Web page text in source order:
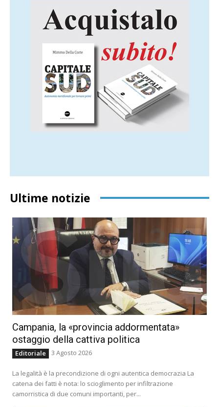
Ultime notizie
Campania, la «provincia addormentata»
ostaggio della cattiva politica
Editoriale 3 Agosto 2026
La legalità è la precondizione di ogni autentica democrazia La
catena dei fatti è nota: lo scioglimento per infiltrazione
camorristica di due comuni importanti, per...